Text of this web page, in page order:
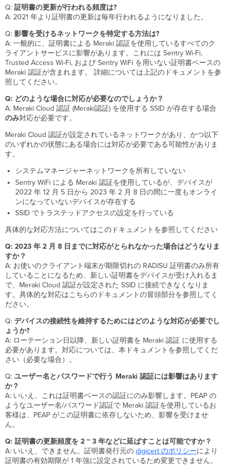
Q:証明書の更新が行われる頻度は?
A: 2021 年より証明書の更新は毎年行われるようになりました。
Q:影響を受けるネットワークを特定する方法は?
A: 一般的に、証明書による Meraki 認証を使用しているすべてのク
ライアントサービスに影響があります。これには Sentry Wi-Fi,
Trusted Access Wi-Fi, および Sentry WiFi を用いない証明書ベースの
Meraki 認証が含まれます。 詳細については上記のドキュメントを参
照してください。
Q: どのような場合に対応が必要なのでしょうか？
A: Meraki Cloud 認証 (Meraki認証) を使用する SSID が存在する場合
のみ対応が必要です。
Meraki Cloud 認証が設定されているネットワークがあり、かつ以下
のいずれかの状態にある場合には対応が必要である可能性がありま
す。
システムマネージャーネットワークを所有していない
Sentry WiFi による Meraki 認証を使用しているが、デバイスが
2022 年 12 月 5 日から 2023 年 2 月 8 日の間に一度もオンライ
ンになっていないデバイスが存在する
SSID でトラステッドアクセスの設定を行っている
具体的な対応方法についてはこのドキュメントを参照してください
Q: 2023 年 2 月 8 日までに対応がとられなかった場合はどうなりま
すか？
A: お使いのクライアント端末が期限切れの RADISU 証明書のみ所有
していることになるため、新しい証明書をデバイスが受け入れるま
で、Meraki Cloud 認証が設定された SSID に接続できなくなりま
す。具体的な対応はこちらのドキュメントの冒頭部分を参照してく
ださい。
Q:デバイスの接続性を維持するためにはどのような対応が必要でし
ょうか?
A: ローテーション日以降、新しい証明書を Meraki 認証 に使用する
必要があります。対応については、本ドキュメントを参照してくだ
さい（必要な場合）。
Q:ユーザー名とパスワードで行う Meraki 認証には影響はあります
か？
A: いいえ、これは証明書ベースの認証にのみ影響します。PEAP の
ようなユーザー名/パスワード認証で Meraki 認証を使用しているお
客様は、PEAP がこの証明書に依存しないため、影響を受けませ
ん。
Q: 証明書の更新頻度を 2 ~ 3 年などに延ばすことは可能ですか？
A: いいえ、できません。証明書発行元のdigicertのポリシーにより
証明書の有効期限が 1 年強に設定されているため変更できません。